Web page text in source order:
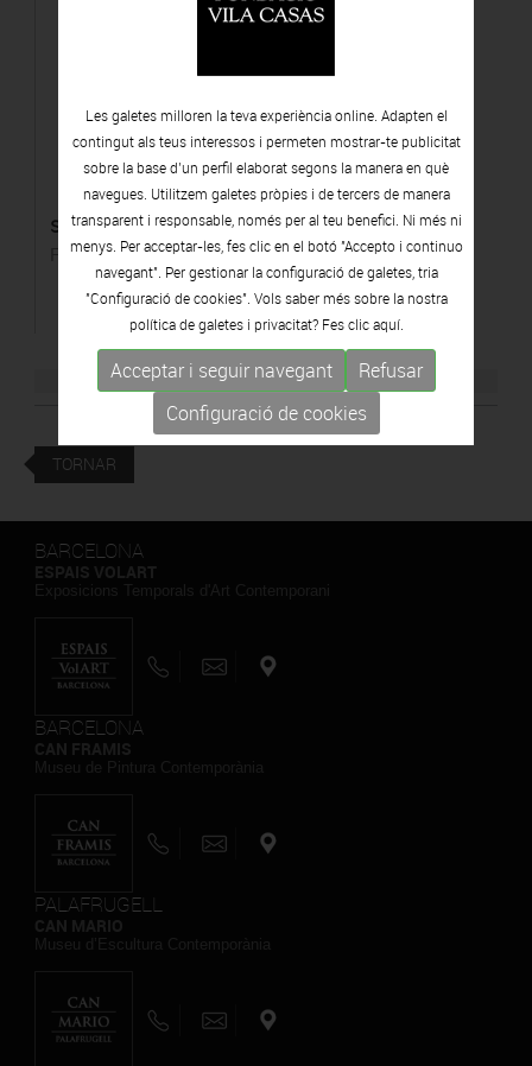
s/t
Ferro, pedra artificial i llum elèctrica
TORNAR
BARCELONA
BARCELONA
PALAFRUGELL
Les galetes milloren la teva experiència online. Adapten el
contingut als teus interessos i permeten mostrar-te publicitat
sobre la base d’un perfil elaborat segons la manera en què
navegues. Utilitzem galetes pròpies i de tercers de manera
transparent i responsable, només per al teu benefici. Ni més ni
menys. Per acceptar-les, fes clic en el botó "Accepto i continuo
navegant". Per gestionar la configuració de galetes, tria
"Configuració de cookies". Vols saber més sobre la nostra
política de galetes i privacitat? Fes clicaquí.
Acceptar i seguir navegant
Refusar
Configuració de cookies